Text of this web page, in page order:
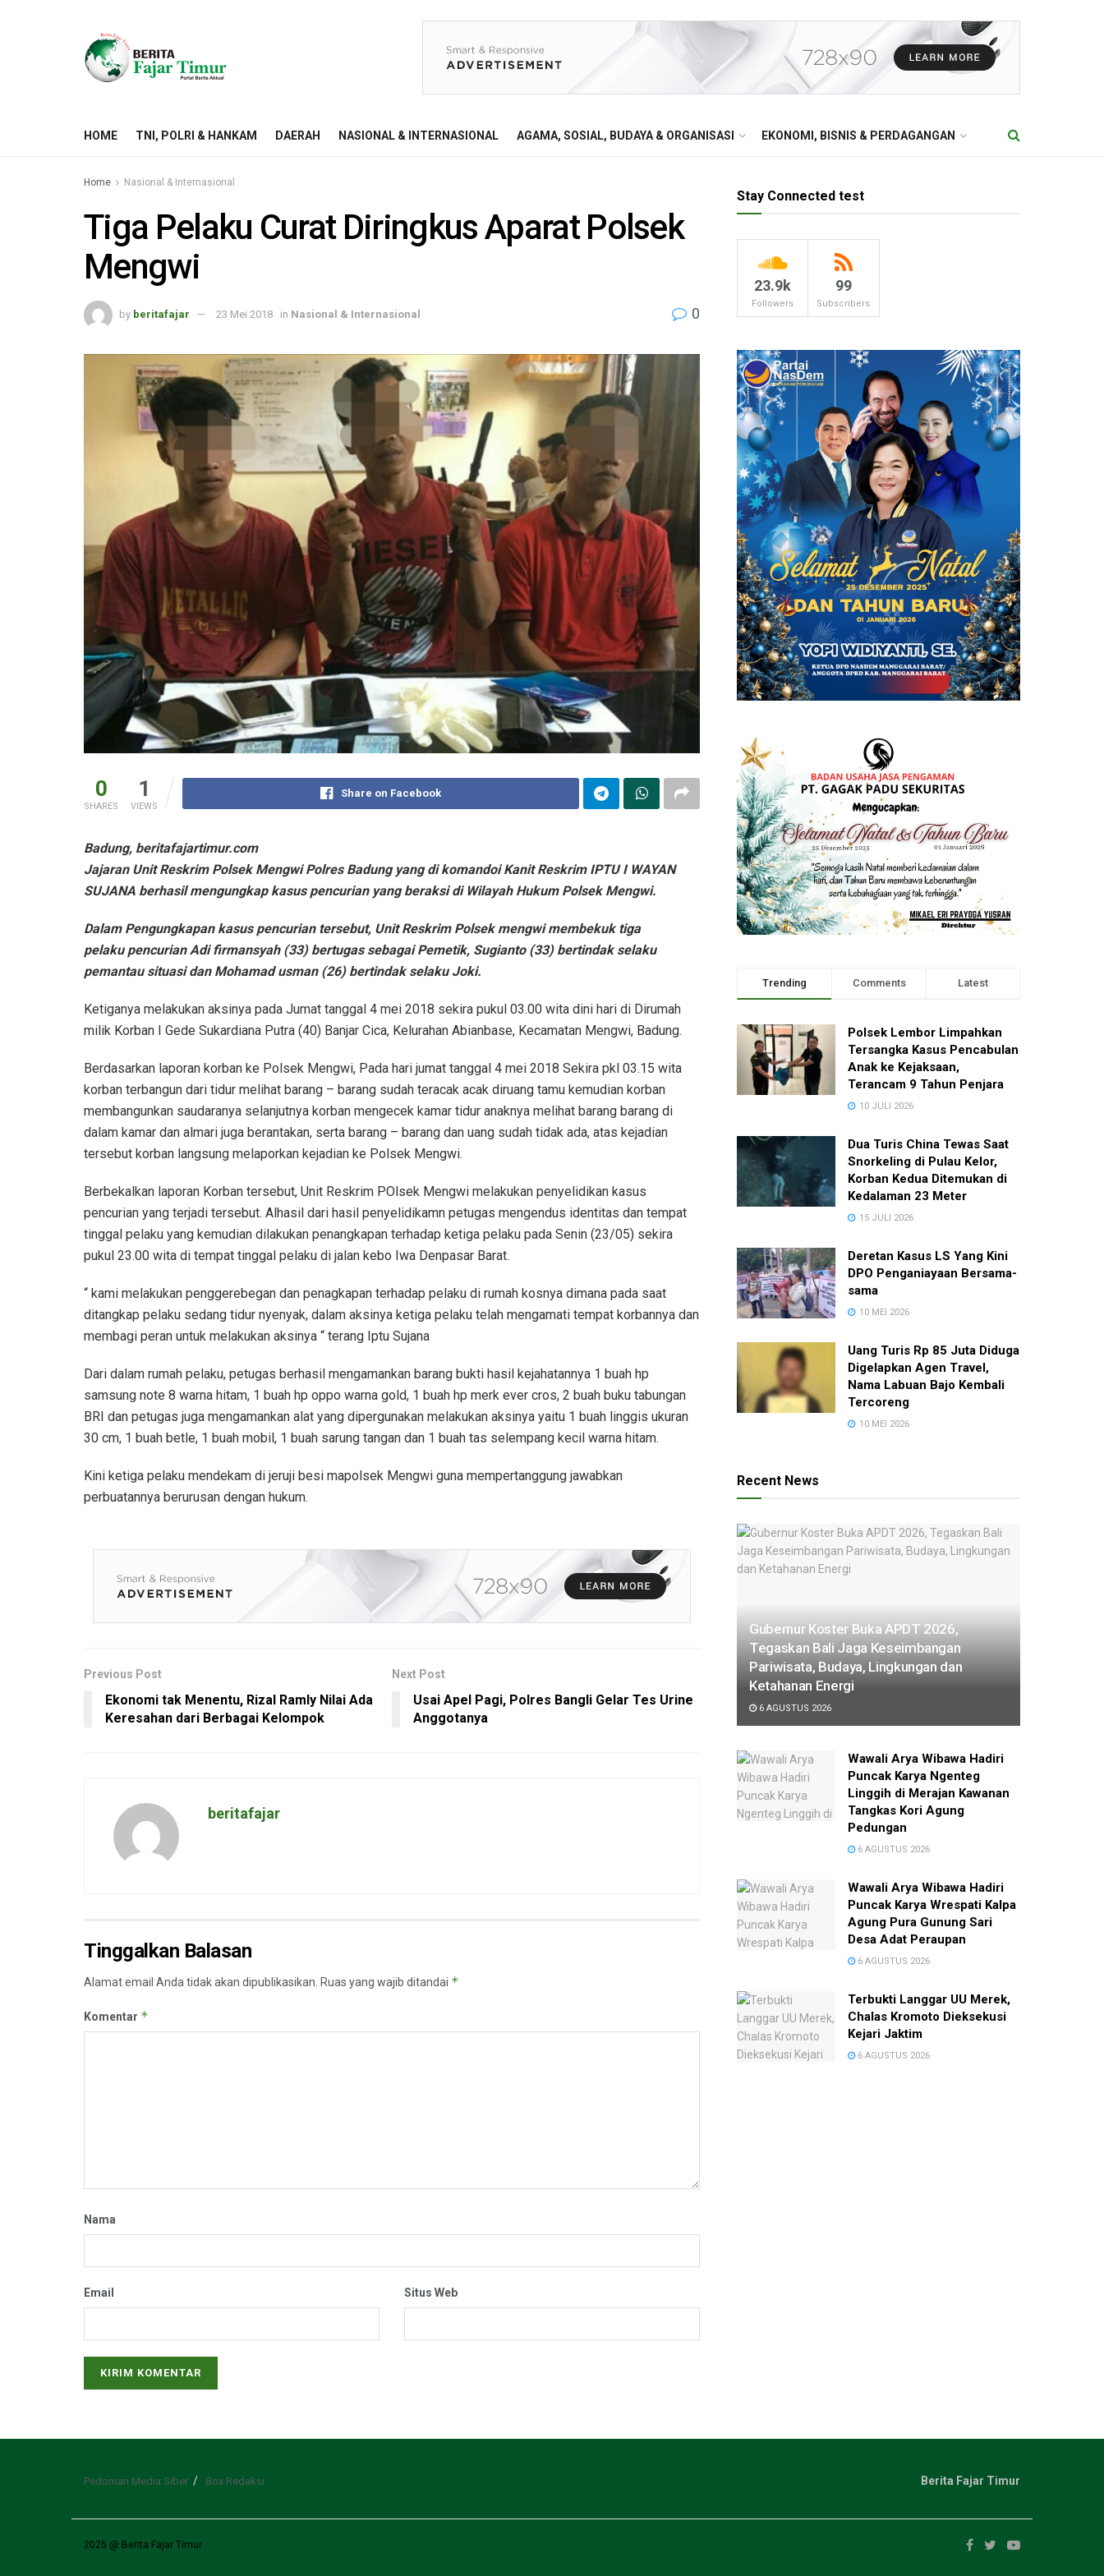
HOME TNI, POLRI & HANKAM DAERAH NASIONAL & INTERNASIONAL AGAMA, SOSIAL, BUDAYA & ORGANISASI EKONOMI, BISNIS & PERDAGANGAN
Home Nasional & Internasional
Tiga Pelaku Curat Diringkus Aparat Polsek
Mengwi
by beritafajar 23 Mei 2018 in Nasional & Internasional 0
0
SHARES
1
VIEWS
Share on Facebook
Badung, beritafajartimur.com
Jajaran Unit Reskrim Polsek Mengwi Polres Badung yang di komandoi Kanit Reskrim IPTU I WAYAN
SUJANA berhasil mengungkap kasus pencurian yang beraksi di Wilayah Hukum Polsek Mengwi.
Dalam Pengungkapan kasus pencurian tersebut, Unit Reskrim Polsek mengwi membekuk tiga
pelaku pencurian Adi firmansyah (33) bertugas sebagai Pemetik, Sugianto (33) bertindak selaku
pemantau situasi dan Mohamad usman (26) bertindak selaku Joki.
Ketiganya melakukan aksinya pada Jumat tanggal 4 mei 2018 sekira pukul 03.00 wita dini hari di Dirumah
milik Korban I Gede Sukardiana Putra (40) Banjar Cica, Kelurahan Abianbase, Kecamatan Mengwi, Badung.
Berdasarkan laporan korban ke Polsek Mengwi, Pada hari jumat tanggal 4 mei 2018 Sekira pkl 03.15 wita
korban terbangun dari tidur melihat barang – barang sudah teracak acak diruang tamu kemudian korban
membangunkan saudaranya selanjutnya korban mengecek kamar tidur anaknya melihat barang barang di
dalam kamar dan almari juga berantakan, serta barang – barang dan uang sudah tidak ada, atas kejadian
tersebut korban langsung melaporkan kejadian ke Polsek Mengwi.
Berbekalkan laporan Korban tersebut, Unit Reskrim POlsek Mengwi melakukan penyelidikan kasus
pencurian yang terjadi tersebut. Alhasil dari hasil penyelidikamn petugas mengendus identitas dan tempat
tinggal pelaku yang kemudian dilakukan penangkapan terhadap ketiga pelaku pada Senin (23/05) sekira
pukul 23.00 wita di tempat tinggal pelaku di jalan kebo Iwa Denpasar Barat.
“ kami melakukan penggerebegan dan penagkapan terhadap pelaku di rumah kosnya dimana pada saat
ditangkap pelaku sedang tidur nyenyak, dalam aksinya ketiga pelaku telah mengamati tempat korbannya dan
membagi peran untuk melakukan aksinya “ terang Iptu Sujana
Dari dalam rumah pelaku, petugas berhasil mengamankan barang bukti hasil kejahatannya 1 buah hp
samsung note 8 warna hitam, 1 buah hp oppo warna gold, 1 buah hp merk ever cros, 2 buah buku tabungan
BRI dan petugas juga mengamankan alat yang dipergunakan melakukan aksinya yaitu 1 buah linggis ukuran
30 cm, 1 buah betle, 1 buah mobil, 1 buah sarung tangan dan 1 buah tas selempang kecil warna hitam.
Kini ketiga pelaku mendekam di jeruji besi mapolsek Mengwi guna mempertanggung jawabkan
perbuatannya berurusan dengan hukum.
Previous Post
Ekonomi tak Menentu, Rizal Ramly Nilai Ada
Keresahan dari Berbagai Kelompok
Next Post
Usai Apel Pagi, Polres Bangli Gelar Tes Urine
Anggotanya
beritafajar
Tinggalkan Balasan
Alamat email Anda tidak akan dipublikasikan. Ruas yang wajib ditandai *
Komentar *
Nama
Email Situs Web
Stay Connected test
23.9k
Followers
99
Subscribers
Trending Comments Latest
Polsek Lembor Limpahkan
Tersangka Kasus Pencabulan
Anak ke Kejaksaan,
Terancam 9 Tahun Penjara
10 JULI 2026
Dua Turis China Tewas Saat
Snorkeling di Pulau Kelor,
Korban Kedua Ditemukan di
Kedalaman 23 Meter
15 JULI 2026
Deretan Kasus LS Yang Kini
DPO Penganiayaan Bersama-
sama
10 MEI 2026
Uang Turis Rp 85 Juta Diduga
Digelapkan Agen Travel,
Nama Labuan Bajo Kembali
Tercoreng
10 MEI 2026
Recent News
Gubernur Koster Buka APDT 2026,
Tegaskan Bali Jaga Keseimbangan
Pariwisata, Budaya, Lingkungan dan
Ketahanan Energi
6 AGUSTUS 2026
Wawali Arya Wibawa Hadiri
Puncak Karya Ngenteg
Linggih di Merajan Kawanan
Tangkas Kori Agung
Pedungan
6 AGUSTUS 2026
Wawali Arya Wibawa Hadiri
Puncak Karya Wrespati Kalpa
Agung Pura Gunung Sari
Desa Adat Peraupan
6 AGUSTUS 2026
Terbukti Langgar UU Merek,
Chalas Kromoto Dieksekusi
Kejari Jaktim
6 AGUSTUS 2026
Pedoman Media Siber Box Redaksi Berita Fajar Timur
2025 @ Berita Fajar Timur